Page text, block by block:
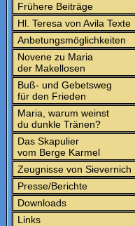
Frühere Beiträge
Hl. Teresa von Avila Texte
Anbetungsmöglichkeiten
Novene zu Maria
der Makellosen
Buß- und Gebetsweg
für den Frieden
Maria, warum weinst
du dunkle Tränen?
Das Skapulier
vom Berge Karmel
Zeugnisse von Sievernich
Presse/Berichte
Downloads
Links